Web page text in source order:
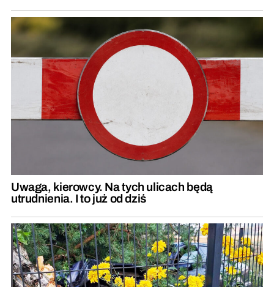
Uwaga, kierowcy. Na tych ulicach będą
utrudnienia. I to już od dziś